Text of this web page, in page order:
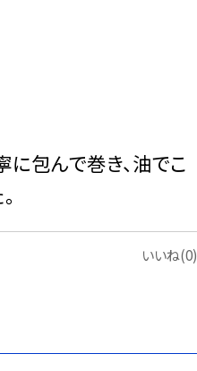
包んで巻き、油でこ
いいね(0)